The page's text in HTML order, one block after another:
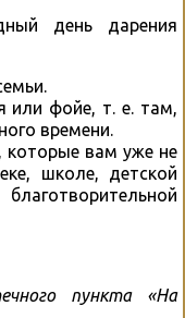
день дарения
или фойе, т. е. там,
времени.
которые вам уже не
школе, детской
пункта «На